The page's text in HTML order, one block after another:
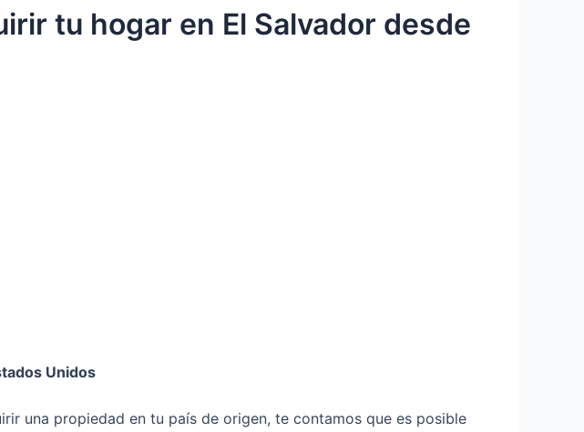
tu hogar en El Salvador desde
Unidos
una propiedad en tu país de origen, te contamos que es posible